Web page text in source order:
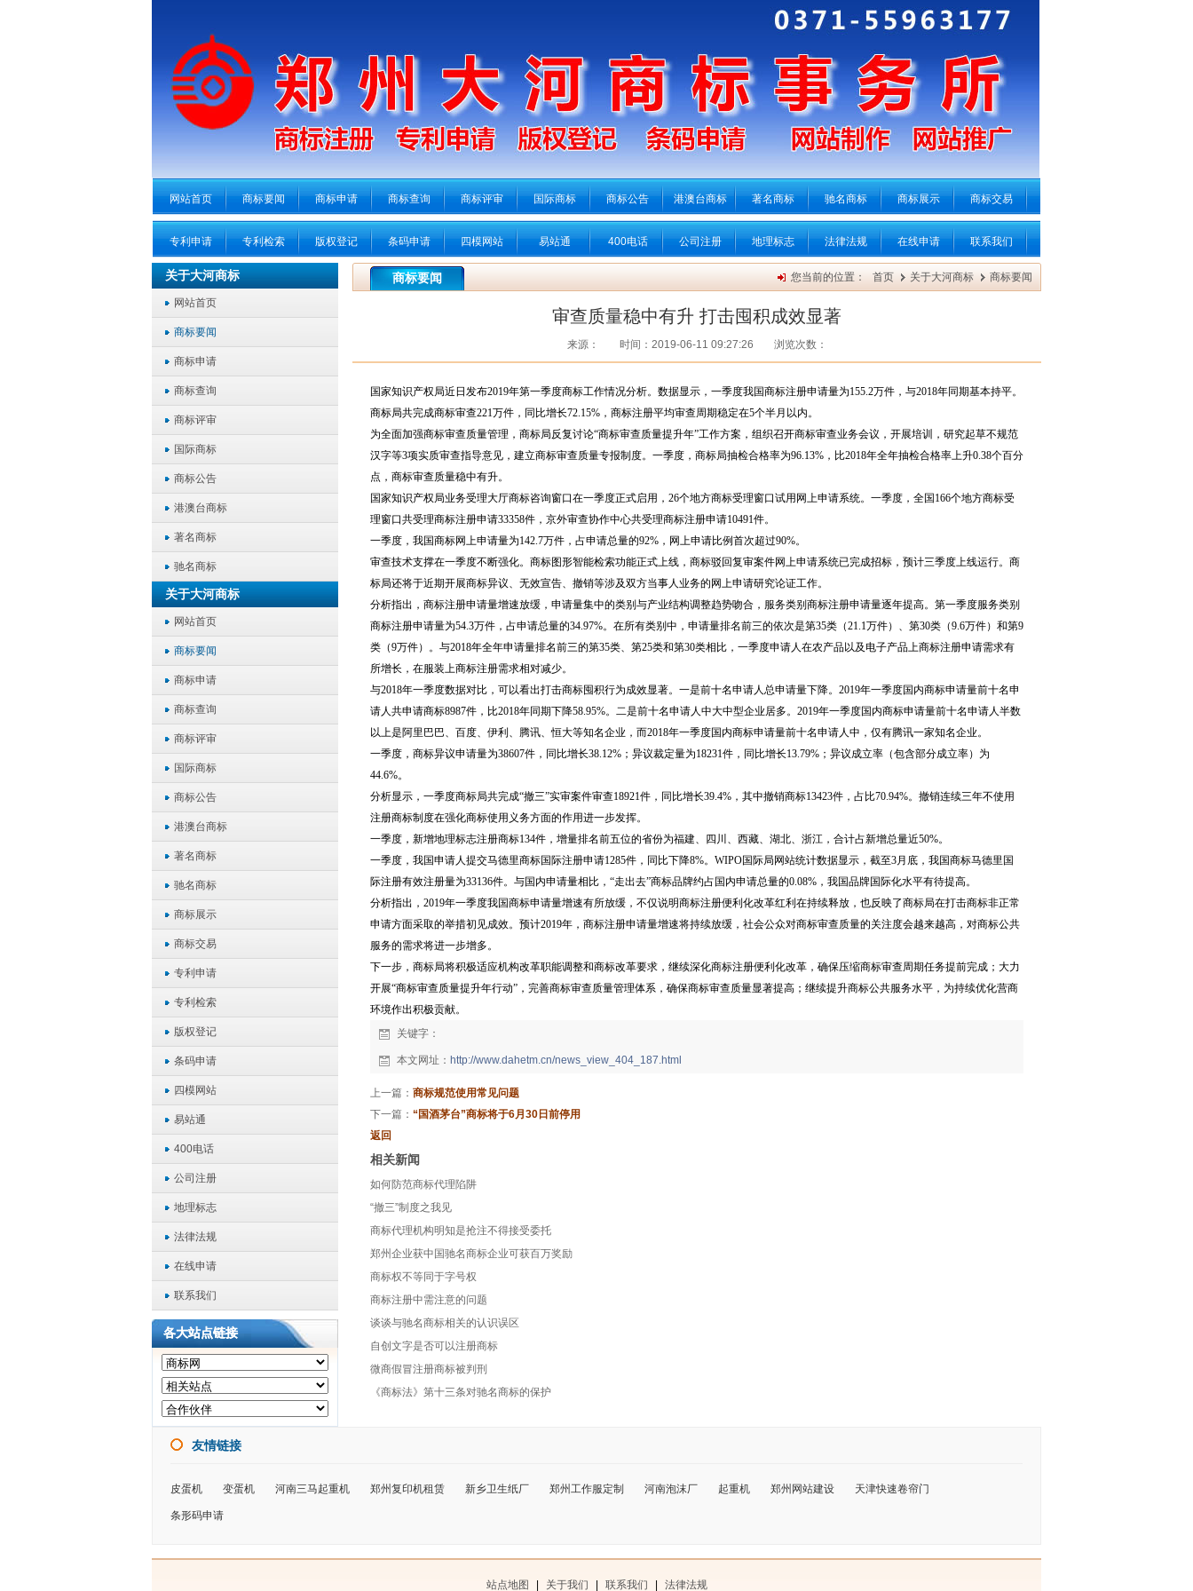
网站首页 商标要闻 商标申请 商标查询 商标评审 国际商标 商标公告 港澳台商标 著名商标 驰名商标 商标展示 商标交易
专利申请 专利检索 版权登记 条码申请 四模网站 易站通 400电话 公司注册 地理标志 法律法规 在线申请 联系我们
关于大河商标
网站首页
商标要闻
商标申请
商标查询
商标评审
国际商标
商标公告
港澳台商标
著名商标
驰名商标
关于大河商标
网站首页
商标要闻
商标申请
商标查询
商标评审
国际商标
商标公告
港澳台商标
著名商标
驰名商标
商标展示
商标交易
专利申请
专利检索
版权登记
条码申请
四模网站
易站通
400电话
公司注册
地理标志
法律法规
在线申请
联系我们
各大站点链接
商标要闻 您当前的位置： 首页 关于大河商标 商标要闻
审查质量稳中有升 打击囤积成效显著
来源： 时间：2019-06-11 09:27:26 浏览次数：
国家知识产权局近日发布2019年第一季度商标工作情况分析。数据显示，一季度我国商标注册申请量为155.2万件，与2018年同期基本持平。
商标局共完成商标审查221万件，同比增长72.15%，商标注册平均审查周期稳定在5个半月以内。
为全面加强商标审查质量管理，商标局反复讨论“商标审查质量提升年”工作方案，组织召开商标审查业务会议，开展培训，研究起草不规范
汉字等3项实质审查指导意见，建立商标审查质量专报制度。一季度，商标局抽检合格率为96.13%，比2018年全年抽检合格率上升0.38个百分
点，商标审查质量稳中有升。
国家知识产权局业务受理大厅商标咨询窗口在一季度正式启用，26个地方商标受理窗口试用网上申请系统。一季度，全国166个地方商标受
理窗口共受理商标注册申请33358件，京外审查协作中心共受理商标注册申请10491件。
一季度，我国商标网上申请量为142.7万件，占申请总量的92%，网上申请比例首次超过90%。
审查技术支撑在一季度不断强化。商标图形智能检索功能正式上线，商标驳回复审案件网上申请系统已完成招标，预计三季度上线运行。商
标局还将于近期开展商标异议、无效宣告、撤销等涉及双方当事人业务的网上申请研究论证工作。
分析指出，商标注册申请量增速放缓，申请量集中的类别与产业结构调整趋势吻合，服务类别商标注册申请量逐年提高。第一季度服务类别
商标注册申请量为54.3万件，占申请总量的34.97%。在所有类别中，申请量排名前三的依次是第35类（21.1万件）、第30类（9.6万件）和第9
类（9万件）。与2018年全年申请量排名前三的第35类、第25类和第30类相比，一季度申请人在农产品以及电子产品上商标注册申请需求有
所增长，在服装上商标注册需求相对减少。
与2018年一季度数据对比，可以看出打击商标囤积行为成效显著。一是前十名申请人总申请量下降。2019年一季度国内商标申请量前十名申
请人共申请商标8987件，比2018年同期下降58.95%。二是前十名申请人中大中型企业居多。2019年一季度国内商标申请量前十名申请人半数
以上是阿里巴巴、百度、伊利、腾讯、恒大等知名企业，而2018年一季度国内商标申请量前十名申请人中，仅有腾讯一家知名企业。
一季度，商标异议申请量为38607件，同比增长38.12%；异议裁定量为18231件，同比增长13.79%；异议成立率（包含部分成立率）为
44.6%。
分析显示，一季度商标局共完成“撤三”实审案件审查18921件，同比增长39.4%，其中撤销商标13423件，占比70.94%。撤销连续三年不使用
注册商标制度在强化商标使用义务方面的作用进一步发挥。
一季度，新增地理标志注册商标134件，增量排名前五位的省份为福建、四川、西藏、湖北、浙江，合计占新增总量近50%。
一季度，我国申请人提交马德里商标国际注册申请1285件，同比下降8%。WIPO国际局网站统计数据显示，截至3月底，我国商标马德里国
际注册有效注册量为33136件。与国内申请量相比，“走出去”商标品牌约占国内申请总量的0.08%，我国品牌国际化水平有待提高。
分析指出，2019年一季度我国商标申请量增速有所放缓，不仅说明商标注册便利化改革红利在持续释放，也反映了商标局在打击商标非正常
申请方面采取的举措初见成效。预计2019年，商标注册申请量增速将持续放缓，社会公众对商标审查质量的关注度会越来越高，对商标公共
服务的需求将进一步增多。
下一步，商标局将积极适应机构改革职能调整和商标改革要求，继续深化商标注册便利化改革，确保压缩商标审查周期任务提前完成；大力
开展“商标审查质量提升年行动”，完善商标审查质量管理体系，确保商标审查质量显著提高；继续提升商标公共服务水平，为持续优化营商
环境作出积极贡献。
关键字：
本文网址： http://www.dahetm.cn/news_view_404_187.html
上一篇： 商标规范使用常见问题
下一篇： “国酒茅台”商标将于6月30日前停用
返回
相关新闻
如何防范商标代理陷阱
“撤三”制度之我见
商标代理机构明知是抢注不得接受委托
郑州企业获中国驰名商标企业可获百万奖励
商标权不等同于字号权
商标注册中需注意的问题
谈谈与驰名商标相关的认识误区
自创文字是否可以注册商标
微商假冒注册商标被判刑
《商标法》第十三条对驰名商标的保护
友情链接
皮蛋机 变蛋机 河南三马起重机 郑州复印机租赁 新乡卫生纸厂 郑州工作服定制 河南泡沫厂 起重机 郑州网站建设 天津快速卷帘门
条形码申请
站点地图 关于我们 联系我们 法律法规